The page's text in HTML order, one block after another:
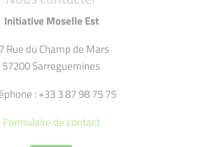
Initiative Moselle Est
Rue du Champ de Mars
57200 Sarreguemines
: +33 3 87 98 75 75
Formulaire de contact